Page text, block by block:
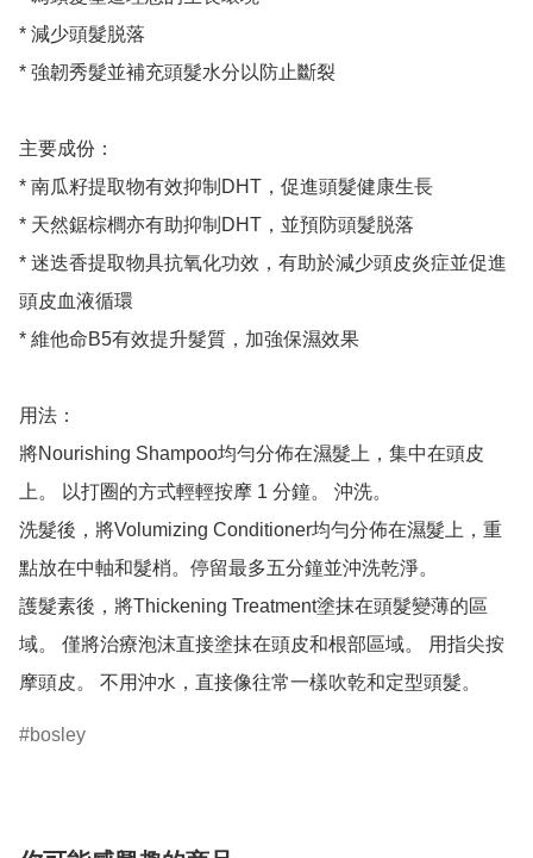
* 減少頭髮脱落
* 強韌秀髮並補充頭髮水分以防止斷裂
主要成份：
* 南瓜籽提取物有效抑制DHT，促進頭髮健康生長
* 天然鋸棕櫚亦有助抑制DHT，並預防頭髮脱落
* 迷迭香提取物具抗氧化功效，有助於減少頭皮炎症並促進
頭皮血液循環
* 維他命B5有效提升髮質，加強保濕效果
用法：
將Nourishing Shampoo均勻分佈在濕髮上，集中在頭皮
上。 以打圈的方式輕輕按摩 1 分鐘。 沖洗。
洗髮後，將Volumizing Conditioner均勻分佈在濕髮上，重
點放在中軸和髮梢。停留最多五分鐘並沖洗乾淨。
護髮素後，將Thickening Treatment塗抹在頭髮變薄的區
域。 僅將治療泡沫直接塗抹在頭皮和根部區域。 用指尖按
摩頭皮。 不用沖水，直接像往常一樣吹乾和定型頭髮。
bosley